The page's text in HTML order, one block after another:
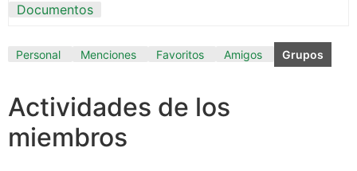
Documentos
Personal Menciones Favoritos Amigos Grupos
Actividades de los
miembros